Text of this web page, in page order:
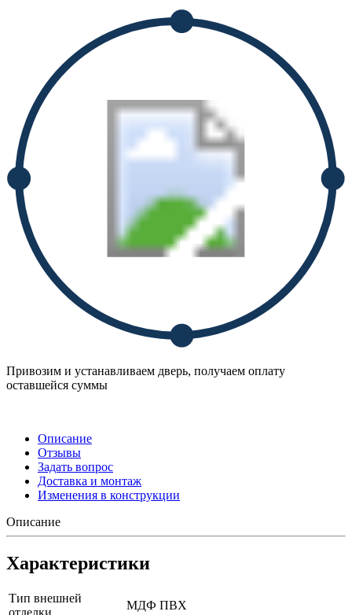
Привозим и устанавливаем дверь, получаем оплату
оставшейся суммы
Описание
Отзывы
Задать вопрос
Доставка и монтаж
Изменения в конструкции
Описание
Характеристики
Тип внешней
МДФ ПВХ